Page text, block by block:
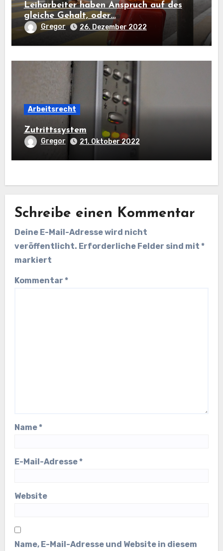
Leiharbeiter haben Anspruch auf des
gleiche Gehalt, oder…
Gregor 26. Dezember 2022
Arbeitsrecht
Zutrittssystem
Gregor 21. Oktober 2022
Schreibe einen Kommentar
Deine E-Mail-Adresse wird nicht
veröffentlicht. Erforderliche Felder sind mit*
markiert
Kommentar*
Name*
E-Mail-Adresse*
Website
Name, E-Mail-Adresse und Website in diesem